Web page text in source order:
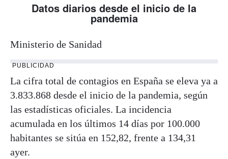
Datos diarios desde el inicio de la
pandemia
Ministerio de Sanidad
PUBLICIDAD
La cifra total de contagios en España se eleva ya a
3.833.868 desde el inicio de la pandemia, según
las estadísticas oficiales. La incidencia
acumulada en los últimos 14 días por 100.000
habitantes se sitúa en 152,82, frente a 134,31
ayer.